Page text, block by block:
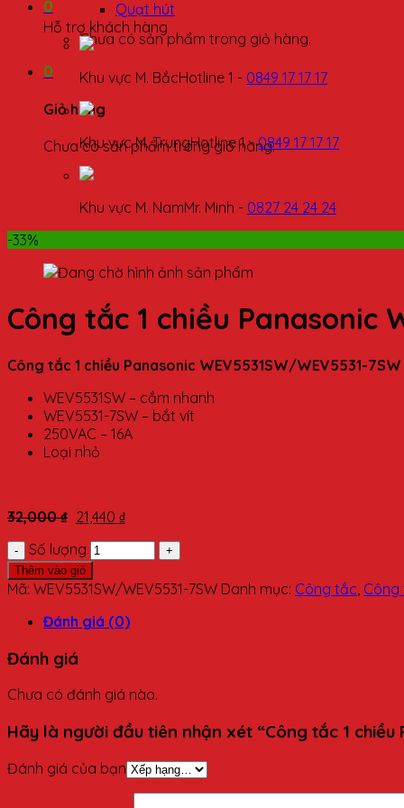
0
Chưa có sản phẩm trong giỏ hàng.
0
Giỏ hàng
Chưa có sản phẩm trong giỏ hàng.
Quạt hút
Hỗ trợ khách hàng
Khu vực M. BắcHotline 1 - 0849 17 17 17
Khu vực M. TrungHotline 1 -0849 17 17 17
Khu vực M. NamMr. Minh - 0827 24 24 24
-33%
Công tắc 1 chiều Panasonic
Công tắc 1 chiều Panasonic WEV5531SW/WEV5531-
WEV5531SW – cắm nhanh
WEV5531-7SW – bắt vít
250VAC – 16A
Loại nhỏ
32,000₫ 21,440 ₫
Số lượng
Thêm vào giỏ
Mã: WEV5531SW/WEV5531-7SW Danh mục: Công tắc Công
Đánh giá (0)
Đánh giá
Chưa có đánh giá nào.
Hãy là người đầu tiên nhận xét “Công tắc 1
Đánh giá của bạn